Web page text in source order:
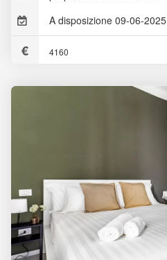
A disposizione 09-06-2025
4160